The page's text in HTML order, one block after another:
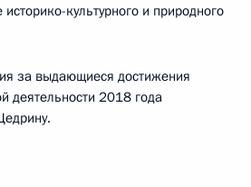
культурного и природного
за выдающиеся достижения
деятельности 2018 года